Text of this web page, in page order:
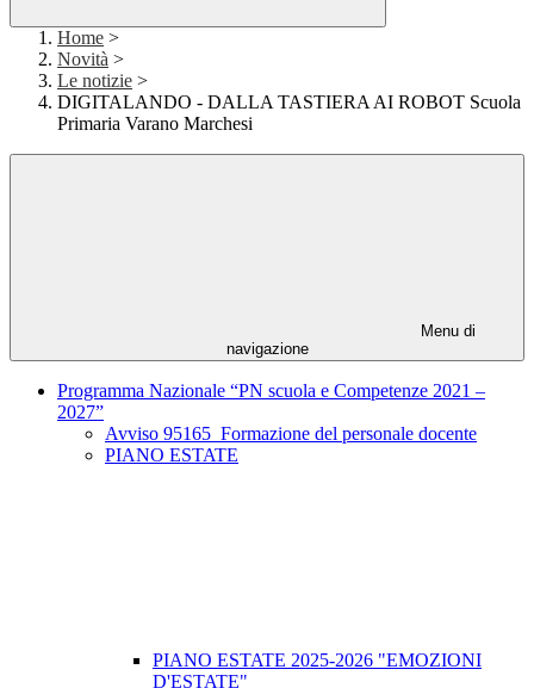
Home >
Novità >
Le notizie >
DIGITALANDO - DALLA TASTIERA AI ROBOT Scuola
Primaria Varano Marchesi
Menu di
navigazione
Programma Nazionale “PN scuola e Competenze 2021 –
2027”
Avviso 95165_Formazione del personale docente
PIANO ESTATE
PIANO ESTATE 2025-2026 "EMOZIONI
D'ESTATE"